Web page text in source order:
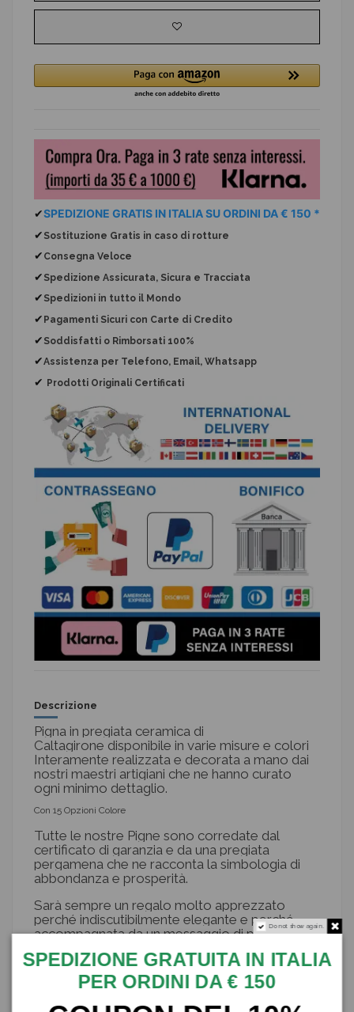
✔SPEDIZIONE GRATIS IN ITALIA SU ORDINI DA € 150 *
✔ Sostituzione Gratis in caso di rotture
✔ Consegna Veloce
✔ Spedizione Assicurata, Sicura e Tracciata
✔ Spedizioni in tutto il Mondo
✔ Pagamenti Sicuri con Carte di Credito
✔ Soddisfatti o Rimborsati 100%
✔Assistenza per Telefono, Email, Whatsapp
✔ Prodotti Originali Certificati
Descrizione
Pigna in pregiata ceramica di
Caltagirone disponibile in varie misure e colori
Interamente realizzata e decorata a mano dai
nostri maestri artigiani che ne hanno curato
ogni minimo dettaglio.
Con 15 Opzioni Colore
Tutte le nostre Pigne sono corredate dal
certificato di garanzia e da una pregiata
pergamena che ne racconta la simbologia di
abbondanza e prosperità.
Sarà sempre un regalo molto apprezzato
perché indiscutibilmente elegante e perché
accompagnata da un messaggio di prosperità e
Prezzo riferito al singolo pezzo.
Do not show again.
SPEDIZIONE GRATUITA IN ITALIA
PER ORDINI DA € 150